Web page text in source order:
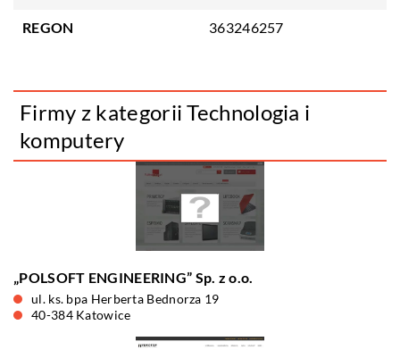
REGON 363246257
Firmy z kategorii Technologia i
komputery
„POLSOFT ENGINEERING” Sp. z o.o.
ul. ks. bpa Herberta Bednorza 19
40-384 Katowice